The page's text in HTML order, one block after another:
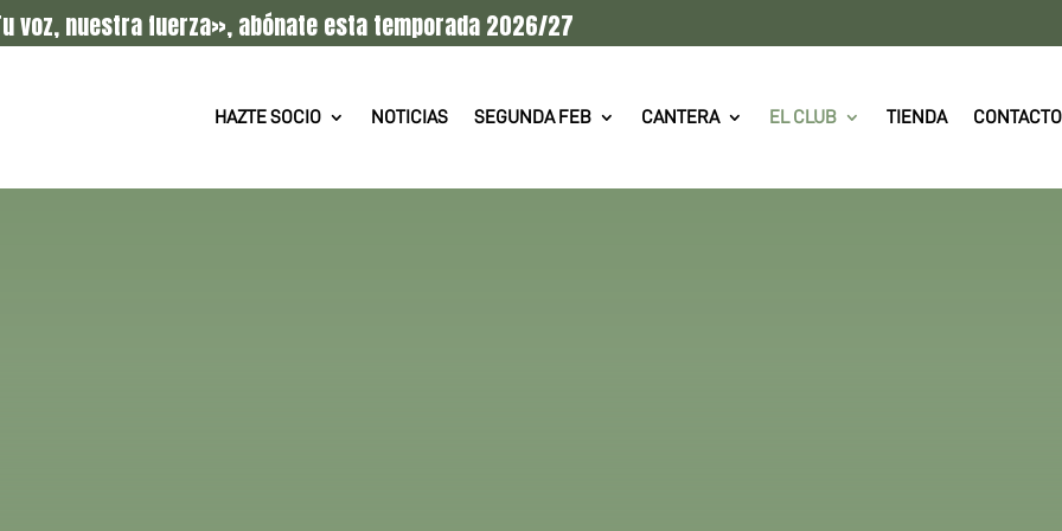
voz, nuestra fuerza», abónate esta temporada 2026/27
HAZTE SOCIO NOTICIAS SEGUNDA FEB CANTERA EL CLUB TIENDA CONTACTO